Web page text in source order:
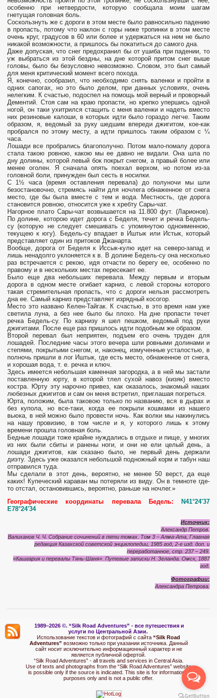
особенно при нетвердости, которую сообщала моим шагам
гнетущая головная боль.
Соскользнуть же с дороги в этом месте было равносильно падению
в пропасть, потому что наклон с горы ниже тропинки в этом месте
очень круг, градусов в 60 или более и удержаться на нем не было
никакой возможности, а пришлось бы покатиться до самого дна.
Даже допуская, что снег предохранил бы от ушиба при падении, то
уж выбраться из этой бездны, на дне которой притом снег выше
головы, было бы безусловно невозможно. Словом, это был самый
для меня критический момент всего похода.
Я, конечно, сообразил, что необходимо снять валенки и пройти в
одних сапогах, но это было делом, при данных условиях, очень
нелегким. К счастью, подоспел на помощь мой верный и проворный
Дементий. Стоя сам на краю пропасти, но крепко упершись одной
ногой, он таки ухитрился стащить с меня валенки и надеть вместо
них резиновые калоши, в которых идти было гораздо легче. Таким
образом, я, ведомый за руку шедшим впереди джигитом, кое-как
пробрался по этому месту, а идти пришлось таким образом с ¼
часа.
Лошади все пробрались благополучно. Потом мало-помалу дорога
стала такою ровною, какою мы ее давно не видали. Она шла по
дну долины, которой левый бок покрыт снегом, а правый более или
менее оголен. Я сначала опять поехал верхом, но потом из-за
головной боли, принужден был сесть в носилки.
С 1½ часа (время оставления перевала) до полуночи мы шли
безостановочно, стремясь найти для ночлега обнаженное от снега
место, где бы была вместе с тем и вода. Местность, где дорога
становится ровною, относится уже к хребту Сары-чат.
Нагорное плато Сары-чат возвышается на 11.800 фут. (Ларионов).
По долине, которою идет дорога с Беделя, течет и речка Бедель-
су (которую не следует смешивать с упомянутою одноименною,
текущею к югу). Бедель-су впадает в Иштык или Истык, который
представляет один из притоков Джанарта.
Вообще, дорога от Беделя к Иссык-кулю идет на северо-запад и
лишь ненадолго уклоняется к в. В долине Бедель-су она несколько
раз встречается с рекою, идя отчасти по берегу ее, особенно по
правому и в нескольких местах пересекает ее.
Было еще два небольших перевала. Между первым и вторым
дорога в одном месте огибает карниз, с левой стороны которого
такая стремительная пропасть, что с дороги нельзя рассмотреть
дна ее. Самый карниз представляет изрядный косогор.
Место это названо Келен-Тайгак. К счастью, в это время нам уже
светила луна, а без нее было бы плохо. На дне пропасти течет
речка Бедель-су. По карнизу я шел пешком, ведомый под руки
джигитами. После еще раз пришлось идти подобным же образом.
Второй перевал был неприятен, подъем его очень труден для
лошадей. Последние часы этого вечера шли ровными долинами и
степями, покрытыми снегом, и, наконец, измученные усталостью, в
полночь пришли в лог Иштык, где есть место, обнаженное от снега,
и хорошая вода, т. е. речка и ключ.
Здесь имеется небольшая каменная загородка, а в ней мы застали
поставленную юрту, в которой тлел сухой навоз (кизяк) вместо
костра. Юрту эту нарочно привез, как оказалось, знакомый наших
любезных джигитов и сам он меня встретил, приглашая погреться.
Юрта, положим, была таковою только по названию, вся в дырах и
без купола, но все-таки, когда ее покрыли кошмами из нашего
вьюка, в ней можно было провести ночь. Как волки мы накинулись
на нашу провизию, в том числе и я, у которого лишь к этому
времени прошла головная боль.
Бедные лошади тоже крайне нуждались в отдыхе и пище, у многих
из них были сбиты и ранены ноги, и они не ели целый день, а
лошади джигитов, как сказано было, не первый день держали
диэту. Здесь уже оказался небольшой подножный корм и табун наш
отправился туда.
Мы сделали в этот день, вероятно, не менее 50 верст, да еще
каких! Купеческий караван мы потеряли из виду. Он в темноте где-
то отстал, остановившись, вероятно, раньше на ночлег.»
Географические координаты перевала Бедель:
N41°24'37
E78°24'34
Источник:
Александр Петров.
Валиханов Ч. Ч. Собрание сочинений в пяти томах. Том 3 – Алма-Ата, Главная
редакция Казахской советской энциклопедии, 1985 год, 2-е изд. доп. и
переработанное, стр. 237 – 249.
«Кашгария и перевалы Тянь-Шаня». Путевые записки Н. Зеланда. Омск, 1887
год.
Фотографии:
Александра Петрова.
1989–2026 ©. “Silk Road Adventures” - все путешествия и
услуги по Центральной Азии.
Использование текстов и фотографий с сайта “Silk Road
Adventures” возможно только при указании источника. Данный
сайт носит исключительно информационный характер и не
является публичной офертой.
“Silk Road Adventures” - all travels and services in Central Asia.
Use of texts and photographs from the “Silk Road Adventures” website
is possible only if the source is indicated. This site is for informational
purposes only and is not a public offer.